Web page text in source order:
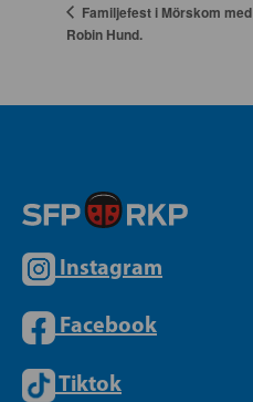
Familjefest i Mörskom med
Robin Hund.
Instagram
Facebook
Tiktok